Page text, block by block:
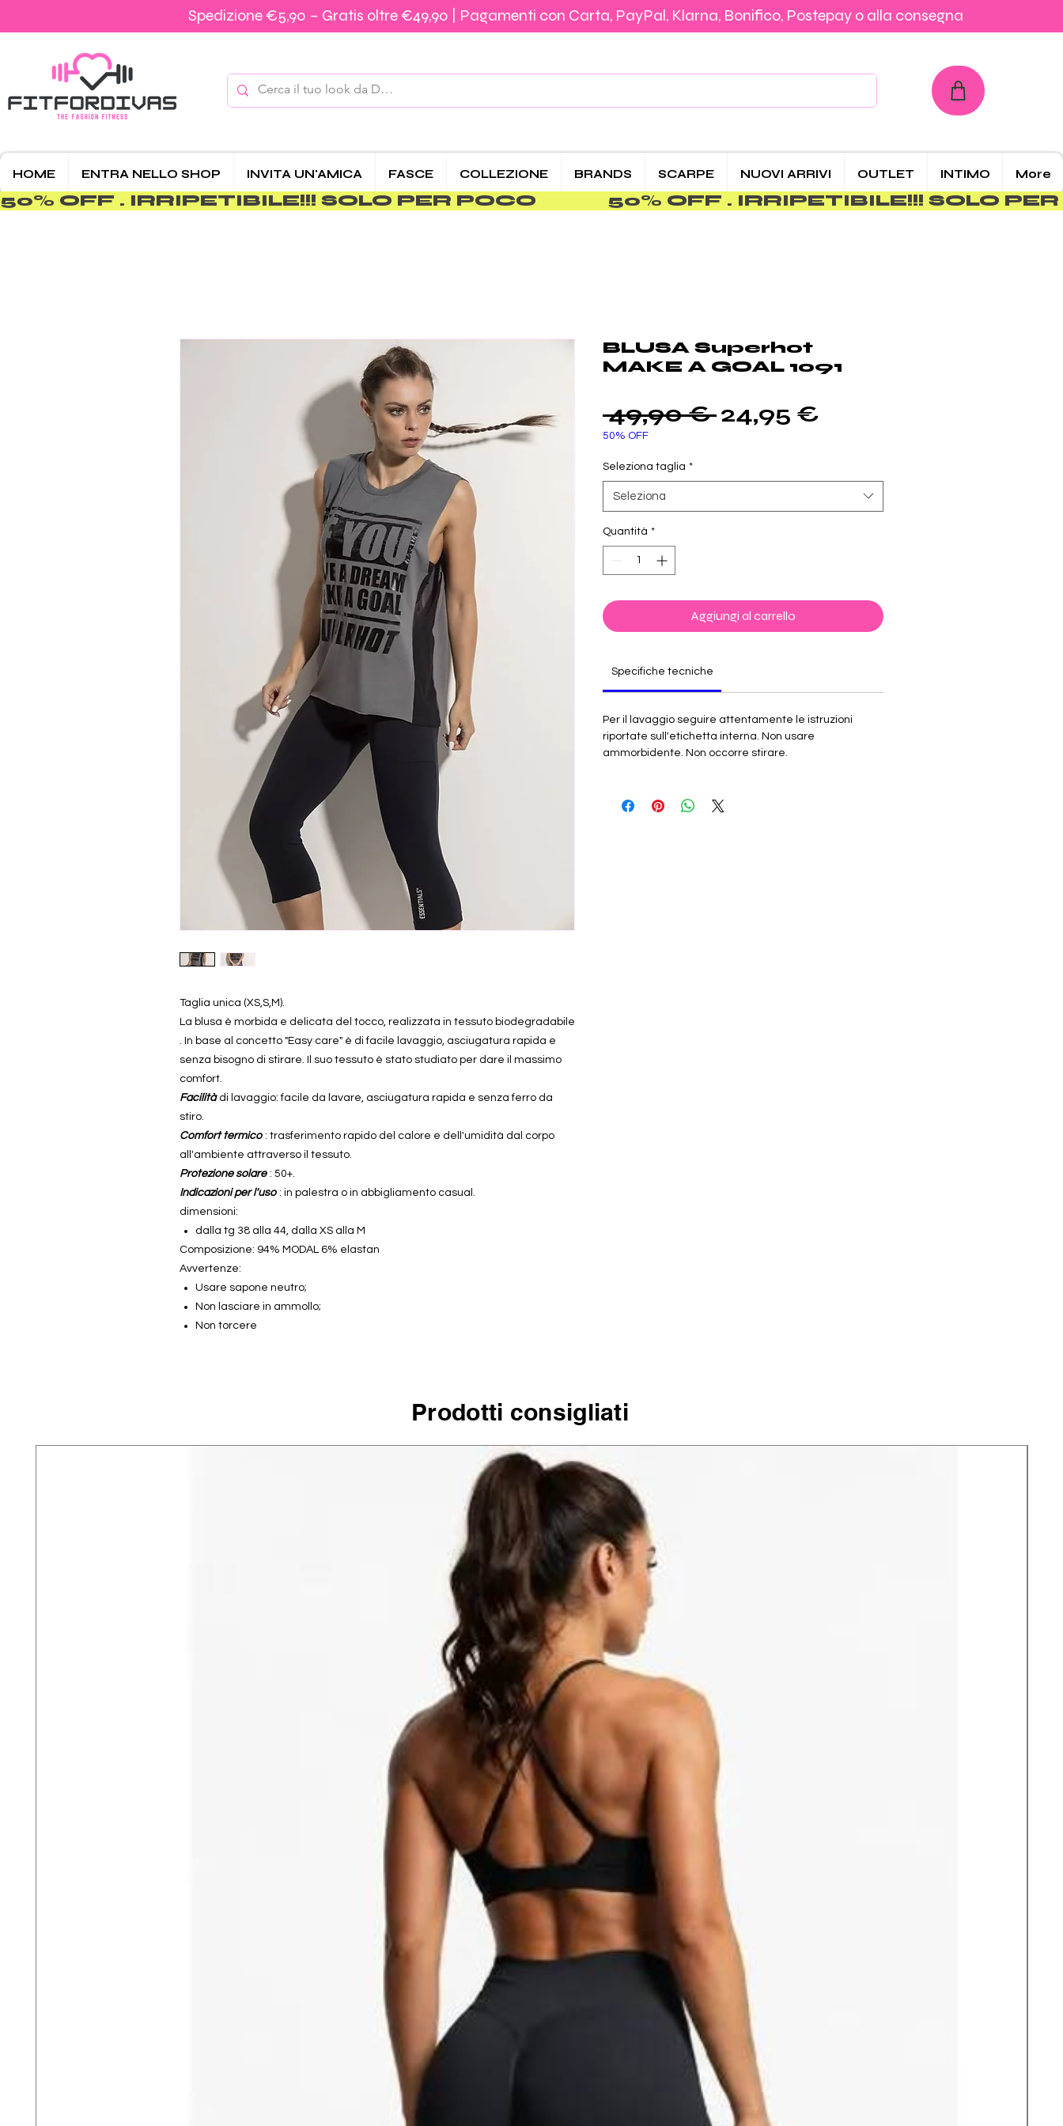
Spedizione €5,90 – Gratis da €39,90 | Pagamenti con Carta, PayPal, Klarna, Bonifico, Postepay o alla consegna
Spedizione €5,90 – Gratis oltre €49,90 | Pagamenti con Carta, PayPal, Klarna, Bonifico, Postepay o alla consegna
HOME ENTRA NELLO SHOP INVITA UN'AMICA FASCE COLLEZIONE BRANDS SCARPE NUOVI ARRIVI OUTLET INTIMO More
50% OFF . IRRIPETIBILE!!! SOLO PER POCO
Taglia unica (XS,S,M).
La blusa è morbida e delicata del tocco, realizzata in tessuto biodegradabile
. In base al concetto "Easy care" è di facile lavaggio, asciugatura rapida e
senza bisogno di stirare. Il suo tessuto è stato studiato per dare il massimo
comfort.
Facilitàdi lavaggio: facile da lavare, asciugatura rapida e senza ferro da
stiro.
Comfort termico : trasferimento rapido del calore e dell'umidità dal corpo
all'ambiente attraverso il tessuto.
Protezione solare : 50+.
Indicazioni per l'uso : in palestra o in abbigliamento casual.
dimensioni:
dalla tg 38 alla 44, dalla XS alla M
Composizione: 94% MODAL 6% elastan
Avvertenze:
Usare sapone neutro;
Non lasciare in ammollo;
Non torcere
BLUSA Superhot
MAKE A GOAL 1091
49,90 € Prezzo
24,95 €
50% OFF
Seleziona taglia *
Seleziona
Quantità *
Aggiungi al carrello
Specifiche tecniche
Per il lavaggio seguire attentamente le istruzioni
riportate sull'etichetta interna. Non usare
ammorbidente. Non occorre stirare.
Prodotti consigliati